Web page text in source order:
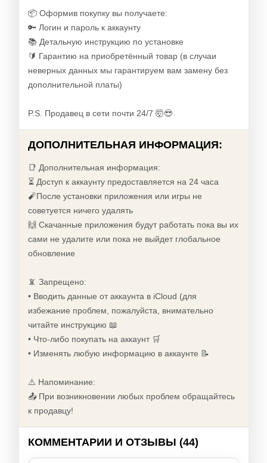
📦 Оформив покупку вы получаете:
🔑 Логин и пароль к аккаунту
📚 Детальную инструкцию по установке
🔰 Гарантию на приобретённый товар (в случаи
неверных данных мы гарантируем вам замену без
дополнительной платы)
P.S. Продавец в сети почти 24/7 🤯😎
ДОПОЛНИТЕЛЬНАЯ ИНФОРМАЦИЯ:
📑 Дополнительная информация:
⏳ Доступ к аккаунту предоставляется на 24 часа
🧨После установки приложения или игры не
советуется ничего удалять
🙌 Скачанные приложения будут работать пока вы их
сами не удалите или пока не выйдет глобальное
обновление
📵 Запрещено:
• Вводить данные от аккаунта в iCloud (для
избежание проблем, пожалуйста, внимательно
читайте инструкцию 📖
• Что-либо покупать на аккаунт 🛒
• Изменять любую информацию в аккаунте 📝
⚠️ Напоминание:
📤 При возникновении любых проблем обращайтесь
к продавцу!
КОММЕНТАРИИ И ОТЗЫВЫ (44)